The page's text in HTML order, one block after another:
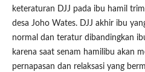
keteraturan DJJ pada ibu hamil
desa Joho Wates. DJJ akhir ibu
normal dan teratur dibandingkan
karena saat senam hamilibu akan
pernapasan dan relaksasi yang